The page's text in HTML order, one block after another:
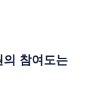
의 참여도는